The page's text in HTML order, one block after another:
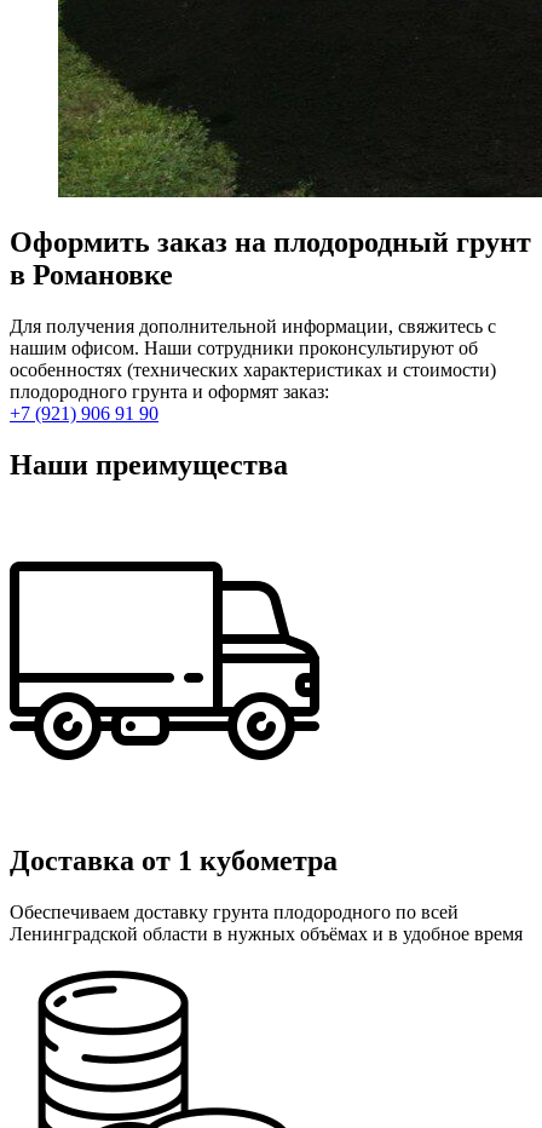
Оформить заказ на плодородный грунт
в Романовке
Для получения дополнительной информации, свяжитесь с
нашим офисом. Наши сотрудники проконсультируют об
особенностях (технических характеристиках и стоимости)
плодородного грунта и оформят заказ:
+7 (921) 906 91 90
Наши преимущества
Доставка от 1 кубометра
Обеспечиваем доставку грунта плодородного по всей
Ленинградской области в нужных объёмах и в удобное время